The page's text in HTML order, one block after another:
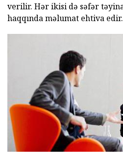
verilir. Hər ikisi də səfər
haqqında məlumat ehtiva edir.